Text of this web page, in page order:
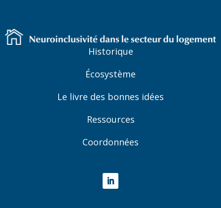
Historique
Écosystème
Le livre des bonnes idées
Ressources
Coordonnées